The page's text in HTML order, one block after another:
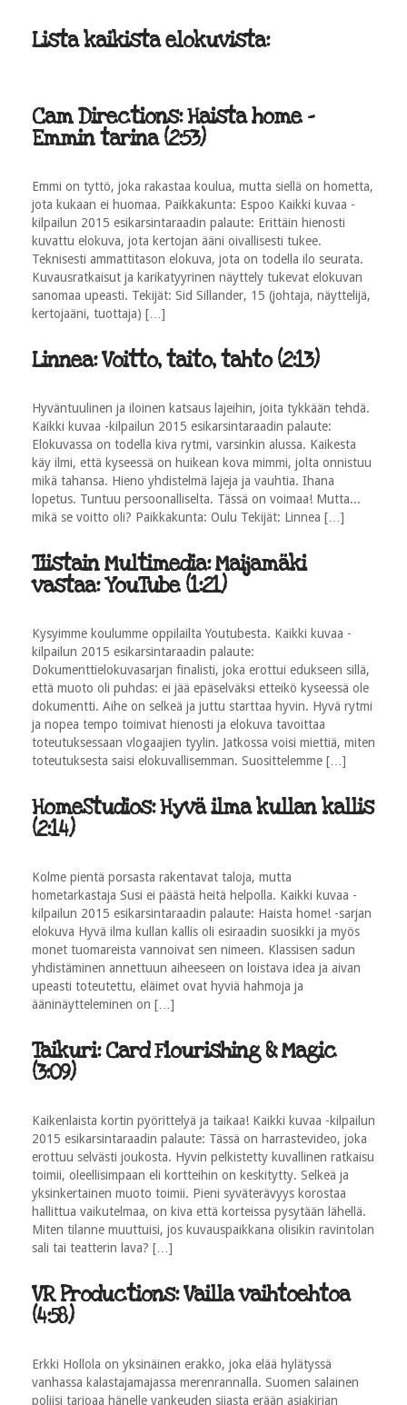
Lista kaikista elokuvista:
Cam Directions: Haista home -
Emmin tarina (2:53)
Emmi on tyttö, joka rakastaa koulua, mutta siellä on hometta,
jota kukaan ei huomaa. Paikkakunta: Espoo Kaikki kuvaa -
kilpailun 2015 esikarsintaraadin palaute: Erittäin hienosti
kuvattu elokuva, jota kertojan ääni oivallisesti tukee.
Teknisesti ammattitason elokuva, jota on todella ilo seurata.
Kuvausratkaisut ja karikatyyrinen näyttely tukevat elokuvan
sanomaa upeasti. Tekijät: Sid Sillander, 15 (johtaja, näyttelijä,
kertojaäni, tuottaja) […]
Linnea: Voitto, taito, tahto (2:13)
Hyväntuulinen ja iloinen katsaus lajeihin, joita tykkään tehdä.
Kaikki kuvaa -kilpailun 2015 esikarsintaraadin palaute:
Elokuvassa on todella kiva rytmi, varsinkin alussa. Kaikesta
käy ilmi, että kyseessä on huikean kova mimmi, jolta onnistuu
mikä tahansa. Hieno yhdistelmä lajeja ja vauhtia. Ihana
lopetus. Tuntuu persoonalliselta. Tässä on voimaa! Mutta...
mikä se voitto oli? Paikkakunta: Oulu Tekijät: Linnea […]
Tiistain Multimedia: Maijamäki
vastaa: YouTube (1:21)
Kysyimme koulumme oppilailta Youtubesta. Kaikki kuvaa -
kilpailun 2015 esikarsintaraadin palaute:
Dokumenttielokuvasarjan finalisti, joka erottui edukseen sillä,
että muoto oli puhdas: ei jää epäselväksi etteikö kyseessä ole
dokumentti. Aihe on selkeä ja juttu starttaa hyvin. Hyvä rytmi
ja nopea tempo toimivat hienosti ja elokuva tavoittaa
toteutuksessaan vlogaajien tyylin. Jatkossa voisi miettiä, miten
toteutuksesta saisi elokuvallisemman. Suosittelemme […]
HomeStudios: Hyvä ilma kullan kallis
(2:14)
Kolme pientä porsasta rakentavat taloja, mutta
hometarkastaja Susi ei päästä heitä helpolla. Kaikki kuvaa -
kilpailun 2015 esikarsintaraadin palaute: Haista home! -sarjan
elokuva Hyvä ilma kullan kallis oli esiraadin suosikki ja myös
monet tuomareista vannoivat sen nimeen. Klassisen sadun
yhdistäminen annettuun aiheeseen on loistava idea ja aivan
upeasti toteutettu, eläimet ovat hyviä hahmoja ja
ääninäytteleminen on […]
Taikuri: Card Flourishing & Magic
(3:09)
Kaikenlaista kortin pyörittelyä ja taikaa! Kaikki kuvaa -kilpailun
2015 esikarsintaraadin palaute: Tässä on harrastevideo, joka
erottuu selvästi joukosta. Hyvin pelkistetty kuvallinen ratkaisu
toimii, oleellisimpaan eli kortteihin on keskitytty. Selkeä ja
yksinkertainen muoto toimii. Pieni syväterävyys korostaa
hallittua vaikutelmaa, on kiva että korteissa pysytään lähellä.
Miten tilanne muuttuisi, jos kuvauspaikkana olisikin ravintolan
sali tai teatterin lava? […]
VR Productions: Vailla vaihtoehtoa
(4:58)
Erkki Hollola on yksinäinen erakko, joka elää hylätyssä
vanhassa kalastajamajassa merenrannalla. Suomen salainen
poliisi tarjoaa hänelle vankeuden sijasta erään asiakirjan